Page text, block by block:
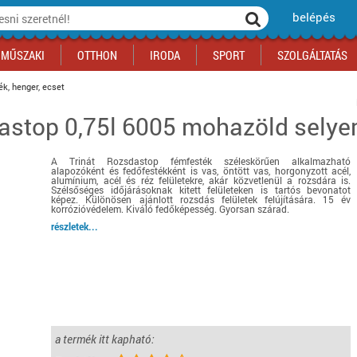
belépés
Sport akciók
MŰSZAKI OTTHON
Építkezés
Iskolakezdés, papír, írószer
Háziállatok
Bébi
Biztonságtechnika
Ünnepi dekoráció
Fűtés
Autó
Ingatlan
IRODA SPORT
gördeszka, roller
Fitneszközpont
Motor
SZOLGÁLTATÁS
parkolás
sütemények
henger, ecset
0,75l 6005 mohazöld
A Trinát Rozsdastop fémfesték széleskörűen alkalmazható
alapozóként és fedőfestékként is vas, öntött vas, horgonyzott acél,
alumínium, acél és réz felületekre, akár közvetlenül a rozsdára is.
Szélsőséges időjárásoknak kitett felületeken is tartós bevonatot
képez. Különösen ajánlott rozsdás felületek felújítására. 15 év
korrózióvédelem. Kiváló fedőképesség. Gyorsan szárad.
részletek...
a termék itt kapható: